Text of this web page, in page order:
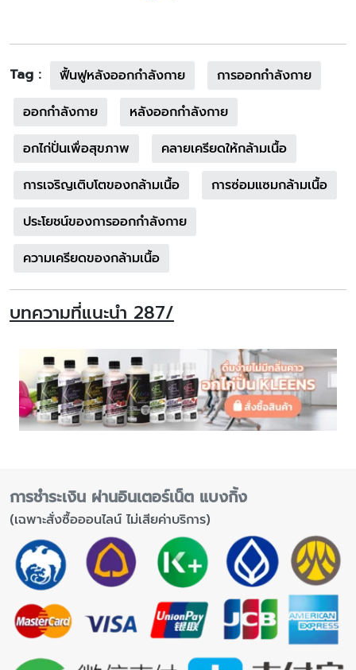
Tag : ฟื้นฟูหลังออกกำลังกาย
การออกกำลังกาย
ออกกำลังกาย
หลังออกกำลังกาย
อกไก่ปั่นเพื่อสุขภาพ
คลายเครียดให้กล้ามเนื้อ
การเจริญเติบโตของกล้ามเนื้อ
การซ่อมแซมกล้ามเนื้อ
ประโยชน์ของการออกกำลังกาย
ความเครียดของกล้ามเนื้อ
บทความที่แนะนำ 287/
การชำระเงิน ผ่านอินเตอร์เน็ต แบงกิ้ง
(เฉพาะสั่งซื้อออนไลน์ ไม่เสียค่าบริการ)